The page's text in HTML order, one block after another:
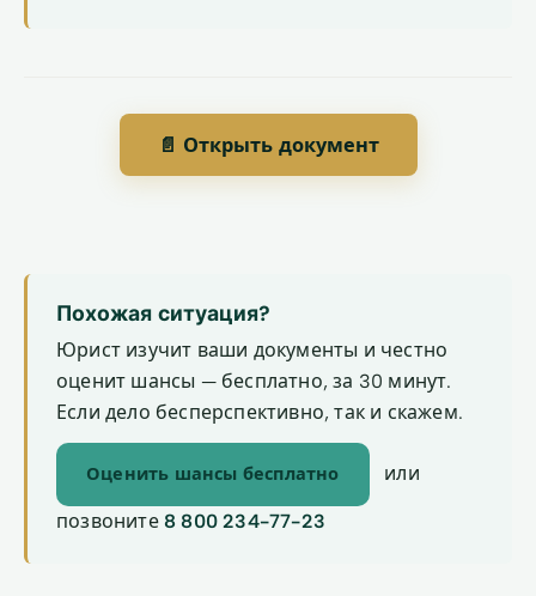
📄 Открыть документ
Похожая ситуация?
Юрист изучит ваши документы и честно
оценит шансы — бесплатно, за 30 минут.
Если дело бесперспективно, так и скажем.
Оценить шансы бесплатно или
позвоните 8 800 234-77-23